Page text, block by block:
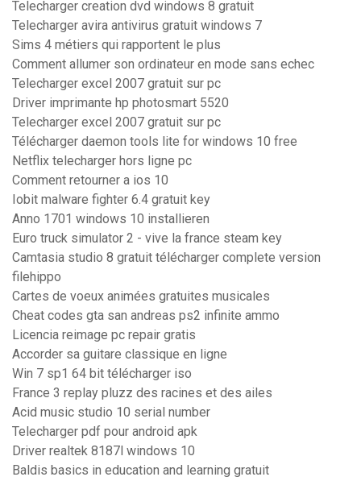
Telecharger creation dvd windows 8 gratuit
Telecharger avira antivirus gratuit windows 7
Sims 4 métiers qui rapportent le plus
Comment allumer son ordinateur en mode sans echec
Telecharger excel 2007 gratuit sur pc
Driver imprimante hp photosmart 5520
Telecharger excel 2007 gratuit sur pc
Télécharger daemon tools lite for windows 10 free
Netflix telecharger hors ligne pc
Comment retourner a ios 10
Iobit malware fighter 6.4 gratuit key
Anno 1701 windows 10 installieren
Euro truck simulator 2 - vive la france steam key
Camtasia studio 8 gratuit télécharger complete version
filehippo
Cartes de voeux animées gratuites musicales
Cheat codes gta san andreas ps2 infinite ammo
Licencia reimage pc repair gratis
Accorder sa guitare classique en ligne
Win 7 sp1 64 bit télécharger iso
France 3 replay pluzz des racines et des ailes
Acid music studio 10 serial number
Telecharger pdf pour android apk
Driver realtek 8187l windows 10
Baldis basics in education and learning gratuit